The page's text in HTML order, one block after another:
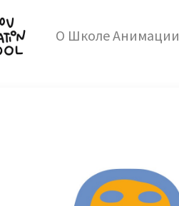
О Школе Анимации